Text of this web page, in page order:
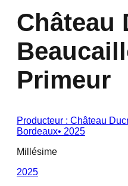
Château
Primeur
Producteur : Château
Bordeaux• 2025
Millésime
2025